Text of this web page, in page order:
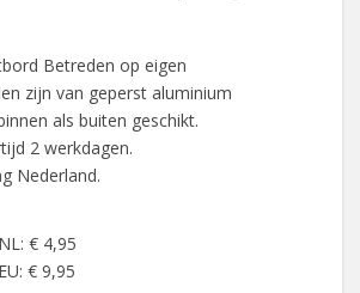
Betreden op eigen
zijn van geperst aluminium
als buiten geschikt.
2 werkdagen.
Nederland.
€ 4,95
€ 9,95